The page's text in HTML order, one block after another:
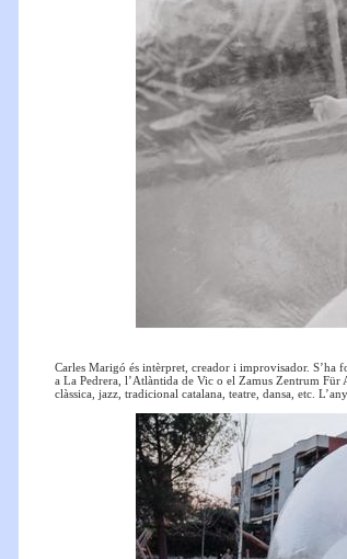
Carles Marigó és intèrpret, creador i improvisador. S’ha
a La Pedrera, l’Atlàntida de Vic o el Zamus Zentrum
clàssica, jazz, tradicional catalana, teatre, dansa, etc.